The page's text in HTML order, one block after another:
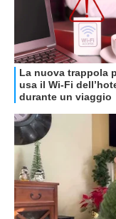
OFFERTE